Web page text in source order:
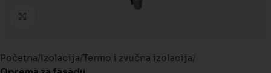
Početna Izolacija Termo i zvučna izolacija